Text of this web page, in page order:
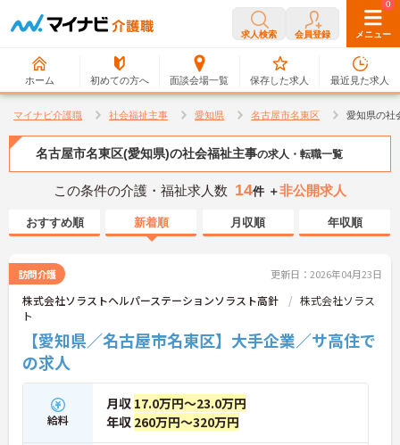
求人検索 会員登録 メニュー
ホーム 初めての方へ 面談会場一覧
0
保存した求人
0
最近見た求人
マイナビ介護職 社会福祉主事 愛知県 名古屋市名東区 愛知県の社
名古屋市名東区(愛知県)の社会福祉主事の求人・転職一覧
この条件の介護・福祉求人数 14件 ＋非公開求人
おすすめ順 新着順 月収順 年収順
訪問介護 更新日：2026年04月23日
株式会社ソラストヘルパーステーションソラスト高針
株式会社ソラス
ト
【愛知県／名古屋市名東区】大手企業／サ高住で
の求人
給料
月収 17.0万円～23.0万円
年収 260万円～320万円